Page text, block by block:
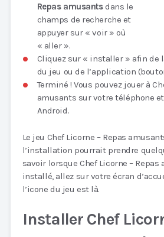
Repas amusantsdans le
champs de recherche et
appuyer sur « voir » où
« aller ».
Cliquez sur « installer » afin de
du jeu ou de l’application
Terminé ! Vous pouvez jouer à
amusants sur votre téléphone
Android.
Le jeu Chef Licorne – Repas
l’installation pourrait prendre
savoir lorsque Chef Licorne –
installé, allez sur votre écran
l’icone du jeu est là.
Installer Chef